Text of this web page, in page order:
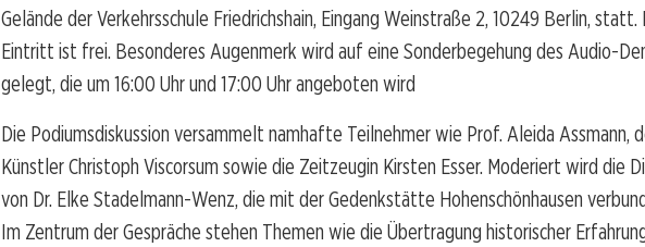
Gelände der Verkehrsschule Friedrichshain, Eingang Weinstraße 2, 10249 Berlin, statt.
Eintritt ist frei. Besonderes Augenmerk wird auf eine Sonderbegehung des Audio-
gelegt, die um 16:00 Uhr und 17:00 Uhr angeboten wird
Die Podiumsdiskussion versammelt namhafte Teilnehmer wie Prof. Aleida Assmann,
Künstler Christoph Viscorsum sowie die Zeitzeugin Kirsten Esser. Moderiert wird die
von Dr. Elke Stadelmann-Wenz, die mit der Gedenkstätte Hohenschönhausen
Im Zentrum der Gespräche stehen Themen wie die Übertragung historischer